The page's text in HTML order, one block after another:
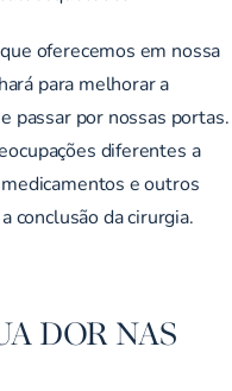
oferecemos em nossa
para melhorar a
passar por nossas portas.
diferentes a
e outros
conclusão da cirurgia.
DOR NAS